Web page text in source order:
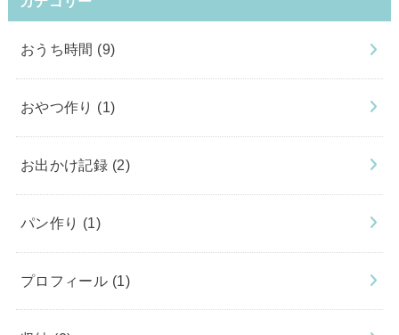
おうち時間 (9)
おやつ作り (1)
お出かけ記録 (2)
パン作り (1)
プロフィール (1)